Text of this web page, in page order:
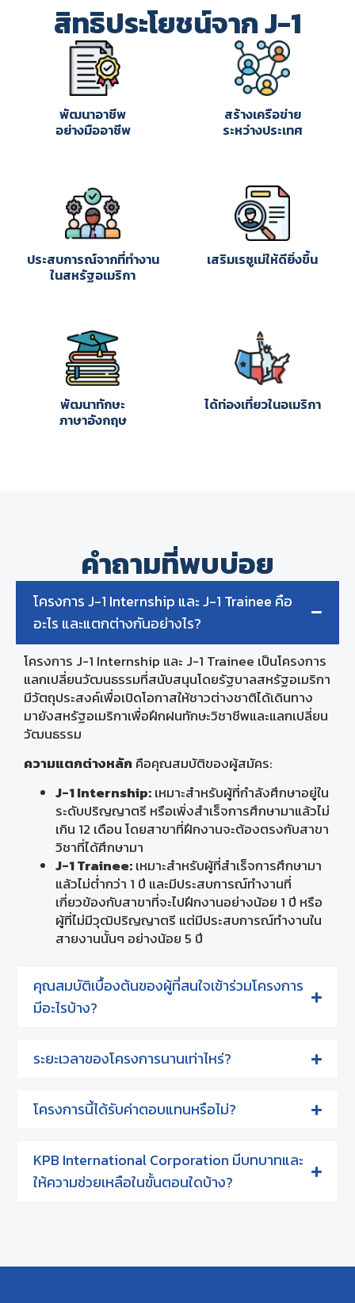
สิทธิประโยชน์จาก J-1
พัฒนาอาชีพ
อย่างมืออาชีพ
สร้างเครือข่าย
ระหว่างประเทศ
ประสบการณ์จากที่ทำงาน
ในสหรัฐอเมริกา
เสริมเรซูเม่ให้ดียิ่งขึ้น
พัฒนาทักษะ
ภาษาอังกฤษ
ได้ท่องเที่ยวในอเมริกา
คำถามที่พบบ่อย
โครงการ J-1 Internship และ J-1 Trainee คือ
อะไร และแตกต่างกันอย่างไร?
โครงการ J-1 Internship และ J-1 Trainee เป็นโครงการ
แลกเปลี่ยนวัฒนธรรมที่สนับสนุนโดยรัฐบาลสหรัฐอเมริกา
มีวัตถุประสงค์เพื่อเปิดโอกาสให้ชาวต่างชาติได้เดินทาง
มายังสหรัฐอเมริกาเพื่อฝึกฝนทักษะวิชาชีพและแลกเปลี่ยน
วัฒนธรรม
ความแตกต่างหลักคือคุณสมบัติของผู้สมัคร:
J-1 Internship:เหมาะสำหรับผู้ที่กำลังศึกษาอยู่ใน
ระดับปริญญาตรี หรือเพิ่งสำเร็จการศึกษามาแล้วไม่
เกิน 12 เดือน โดยสาขาที่ฝึกงานจะต้องตรงกับสาขา
วิชาที่ได้ศึกษามา
J-1 Trainee:เหมาะสำหรับผู้ที่สำเร็จการศึกษามา
แล้วไม่ต่ำกว่า 1 ปี และมีประสบการณ์ทำงานที่
เกี่ยวข้องกับสาขาที่จะไปฝึกงานอย่างน้อย 1 ปี หรือ
ผู้ที่ไม่มีวุฒิปริญญาตรี แต่มีประสบการณ์ทำงานใน
สายงานนั้นๆ อย่างน้อย 5 ปี
คุณสมบัติเบื้องต้นของผู้ที่สนใจเข้าร่วมโครงการ
มีอะไรบ้าง?
ระยะเวลาของโครงการนานเท่าไหร่?
โครงการนี้ได้รับค่าตอบแทนหรือไม่?
KPB International Corporation มีบทบาทและ
ให้ความช่วยเหลือในขั้นตอนใดบ้าง?